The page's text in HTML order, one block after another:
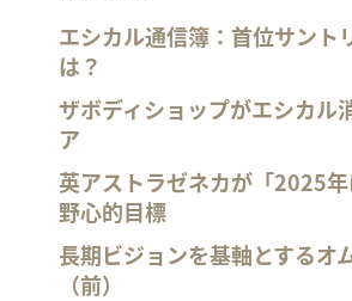
エシカル通信簿：首位サント
は？
ザボディショップがエシカル
ア
英アストラゼネカが「2025
野心的目標
長期ビジョンを基軸とするオ
（前）